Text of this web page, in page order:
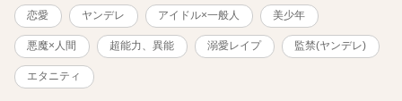
事に罪悪感を感じていた。ついに桃はシオンに別れを告げるがシオ
ンは絶対に嫌だと言い張り、所有するタワマンの最上階の1室に桃を
誘拐する。 「俺、桃さんのことずーっと好きだったよ。また俺から
離れようとするなんて酷い人。今度こそ一緒にいようね。たっぷり
愛してあげる」 ミステリアスなヤンデレ美少年アイドル×限界ドル
オタOLのコメディ時々ファンタジーホラーなヤンデレラブストーリ
恋愛 ヤンデレ アイドル×一般人 美少年
悪魔×人間 超能力、異能 溺愛レイプ 監禁(ヤンデレ)
エタニティ